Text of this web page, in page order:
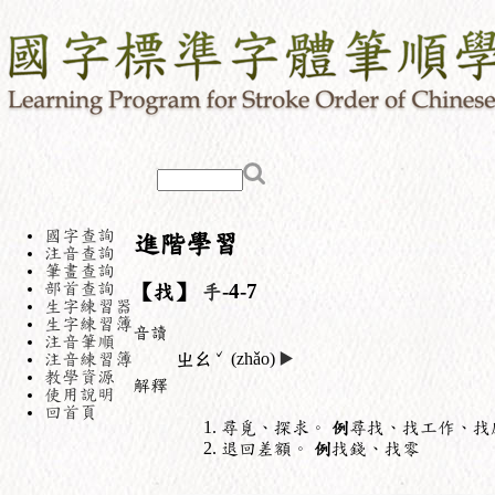
國字查詢
注音查詢
筆畫查詢
部首查詢
生字練習器
生字練習簿
注音筆順
注音練習簿
教學資源
使用說明
回首頁
進階學習
【找】 手-4-7
音讀
ㄓㄠ ˇ (zhǎo) ▶️
解釋
尋覓、探求。 例尋找、找工作、
退回差額。 例找錢、找零